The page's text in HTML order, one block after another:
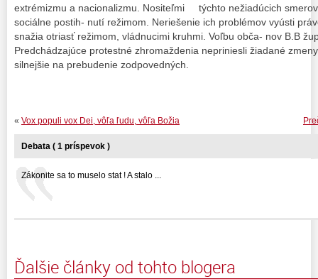
extrémizmu a nacionalizmu. Nositeľmi týchto nežiadúcich
sociálne postih- nutí režimom. Neriešenie ich problémov vyústi
snažia otriasť režimom, vládnucimi kruhmi. Voľbu obča- nov B.B
Predchádzajúce protestné zhromaždenia nepriniesli žiadané
silnejšie na prebudenie zodpovedných.
« Vox populi vox Dei, vôľa ľudu, vôľa Božia
Debata ( 1 príspevok )
Zákonite sa to muselo stat ! A stalo ...
Ďalšie články od tohto blogera